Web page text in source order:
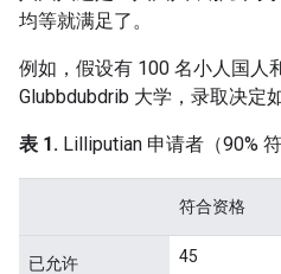
均等就满足了。
例如，假设有 100 名小人国人
Glubbdubdrib 大学，录取决定
表 1. Lilliputian 申请者（90% 符
符合资格
已允许 45